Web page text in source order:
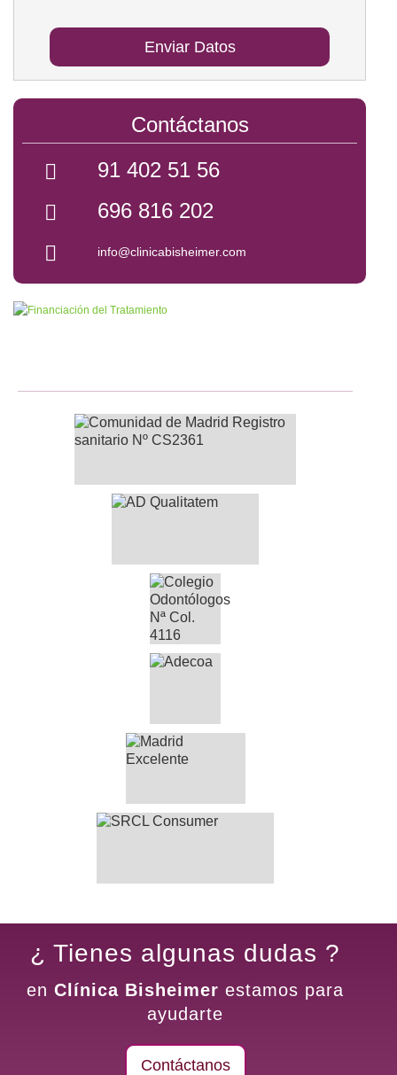
Enviar Datos
Contáctanos
91 402 51 56
696 816 202
info@clinicabisheimer.com
¿ Tienes algunas dudas ?
en Clínica Bisheimer estamos para
ayudarte
Contáctanos